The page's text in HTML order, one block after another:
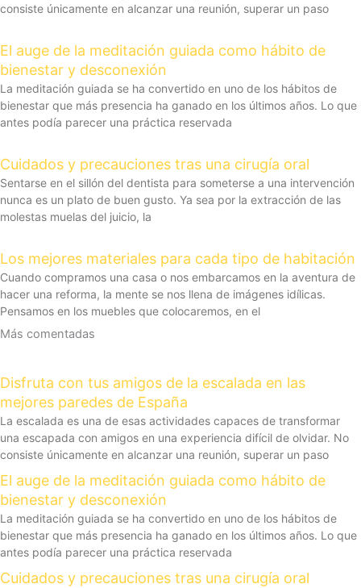
consiste únicamente en alcanzar una reunión, superar un paso
El auge de la meditación guiada como hábito de
bienestar y desconexión
La meditación guiada se ha convertido en uno de los hábitos de
bienestar que más presencia ha ganado en los últimos años. Lo que
antes podía parecer una práctica reservada
Cuidados y precauciones tras una cirugía oral
Sentarse en el sillón del dentista para someterse a una intervención
nunca es un plato de buen gusto. Ya sea por la extracción de las
molestas muelas del juicio, la
Los mejores materiales para cada tipo de habitación
Cuando compramos una casa o nos embarcamos en la aventura de
hacer una reforma, la mente se nos llena de imágenes idílicas.
Pensamos en los muebles que colocaremos, en el
Más comentadas
Disfruta con tus amigos de la escalada en las
mejores paredes de España
La escalada es una de esas actividades capaces de transformar
una escapada con amigos en una experiencia difícil de olvidar. No
consiste únicamente en alcanzar una reunión, superar un paso
El auge de la meditación guiada como hábito de
bienestar y desconexión
La meditación guiada se ha convertido en uno de los hábitos de
bienestar que más presencia ha ganado en los últimos años. Lo que
antes podía parecer una práctica reservada
Cuidados y precauciones tras una cirugía oral